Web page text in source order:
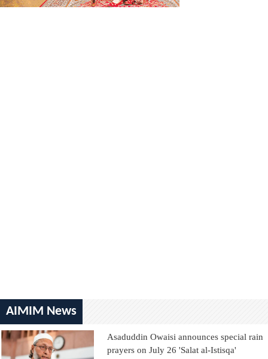
AIMIM News
Asaduddin Owaisi announces special rain
prayers on July 26 'Salat al-Istisqa'